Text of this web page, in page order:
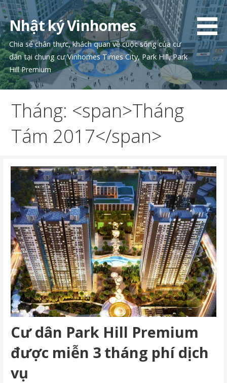
Chuyển
tới
phần
nội
dung
Nhật ký Vinhomes
Chia sẻ chân thực, khách quan về cuộc sống của cư
dân tại chung cư Vinhomes Times City, Park Hill, Park
Hill Premium
Tháng: <span>Tháng
Tám 2017</span>
Cư dân Park Hill Premium
được miễn 3 tháng phí dịch
vụ